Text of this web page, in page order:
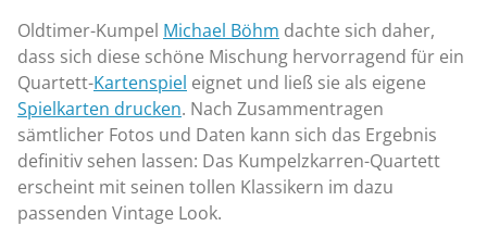
Oldtimer-Kumpel Michael Böhm dachte sich daher,
dass sich diese schöne Mischung hervorragend für ein
Quartett-Kartenspiel eignet und ließ sie als eigene
Spielkarten drucken. Nach Zusammentragen
sämtlicher Fotos und Daten kann sich das Ergebnis
definitiv sehen lassen: Das Kumpelzkarren-Quartett
erscheint mit seinen tollen Klassikern im dazu
passenden Vintage Look.